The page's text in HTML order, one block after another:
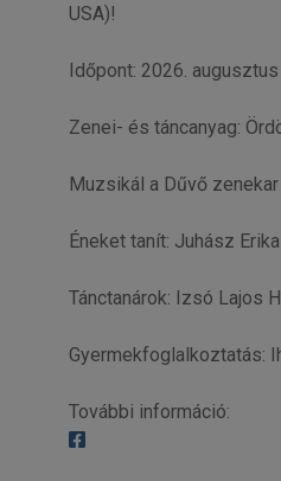
USA)!
Időpont: 2026.
Zenei- és táncanyag:
Muzsikál a Dűvő zenekar
Éneket tanít: Juhász Erika
Tánctanárok: Izsó Lajos
Gyermekfoglalkoztatás:
További információ: